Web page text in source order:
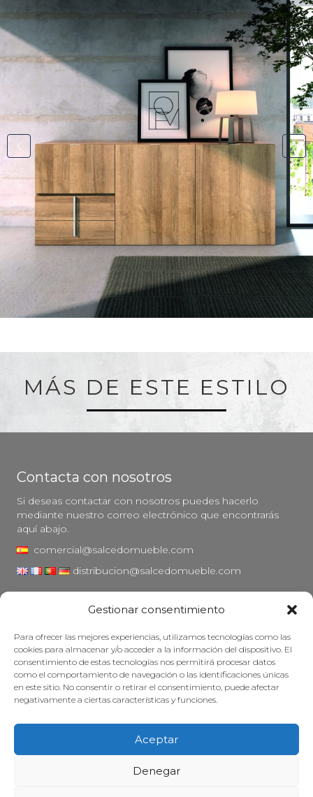
Gestionar consentimiento
Para ofrecer las mejores experiencias, utilizamos tecnologías como las
cookies para almacenar y/o acceder a la información del dispositivo. El
consentimiento de estas tecnologías nos permitirá procesar datos
como el comportamiento de navegación o las identificaciones únicas
en este sitio. No consentir o retirar el consentimiento, puede afectar
negativamente a ciertas características y funciones.
Aceptar
Denegar
MÁS DE ESTE ESTILO
Contacta con nosotros
Si deseas contactar con nosotros puedes hacerlo
mediante nuestro correo electrónico que encontrarás
aquí abajo.
comercial@salcedomueble.com
distribucion@salcedomueble.com
Aviso legal
Política de privacidad
Política de cookies
Mantener su mueble
Subvenciones